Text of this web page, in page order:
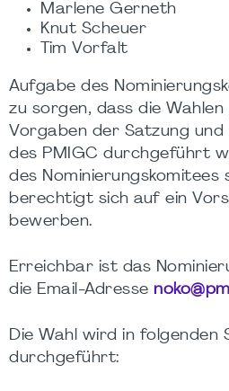
Marlene Gerneth
Knut Scheuer
Tim Vorfalt
Aufgabe des
zu sorgen, dass die
Vorgaben der Satzung
des PMIGC durchgeführt
des Nominierungskomitees
berechtigt sich auf ein
bewerben.
Erreichbar ist das
die Email-Adresse
Die Wahl wird in folgenden
durchgeführt: